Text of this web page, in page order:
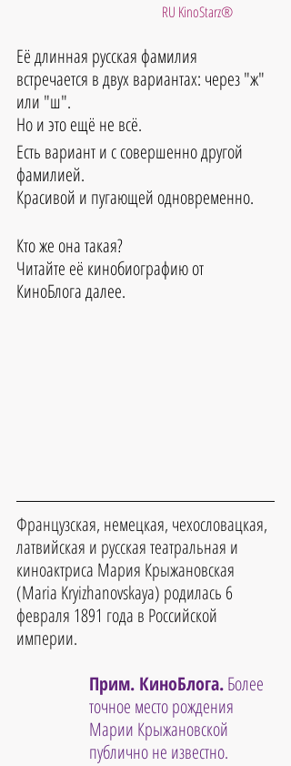
RU KinoStarz®
Её длинная русская фамилия
встречается в двух вариантах: через "ж"
или "ш".
Но и это ещё не всё.
Есть вариант и с совершенно другой
фамилией.
Красивой и пугающей одновременно.
Кто же она такая?
Читайте её кинобиографию от
КиноБлога далее.
Французская, немецкая, чехословацкая,
латвийская и русская театральная и
киноактриса Мария Крыжановская
(Maria Kryizhanovskaya) родилась 6
февраля 1891 года в Российской
империи.
Прим. КиноБлога. Более
точное место рождения
Марии Крыжановской
публично не известно.